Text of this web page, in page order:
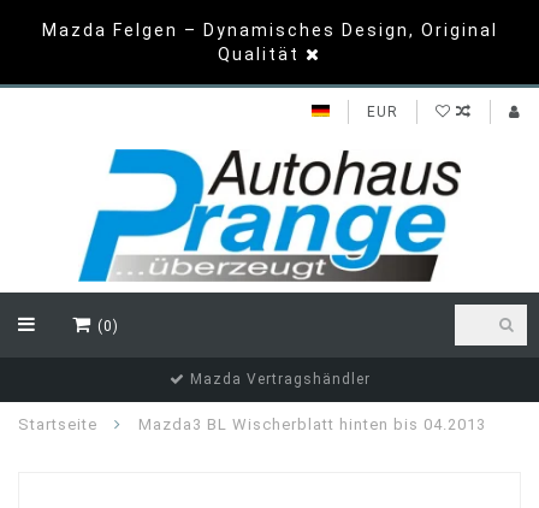
Mazda Felgen – Dynamisches Design, Original
Qualität
EUR
(0)
Mazda Vertragshändler
Startseite Mazda3 BL Wischerblatt hinten bis 04.2013